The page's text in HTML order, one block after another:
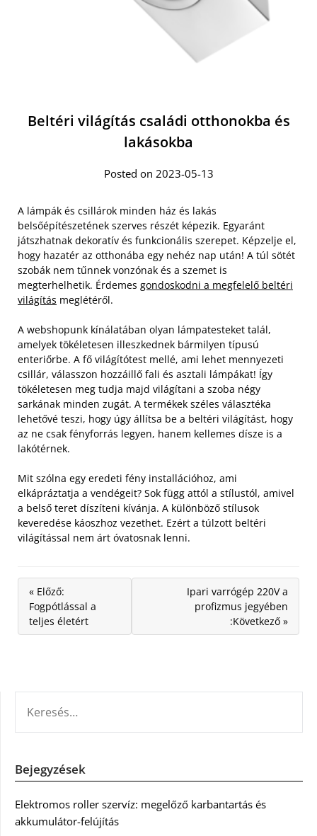
Beltéri világítás családi otthonokba és
lakásokba
Posted on 2023-05-13
A lámpák és csillárok minden ház és lakás
belsőépítészetének szerves részét képezik. Egyaránt
játszhatnak dekoratív és funkcionális szerepet. Képzelje el,
hogy hazatér az otthonába egy nehéz nap után! A túl sötét
szobák nem tűnnek vonzónak és a szemet is
megterhelhetik. Érdemes gondoskodni a megfelelő beltéri
világítás meglétéről.
A webshopunk kínálatában olyan lámpatesteket talál,
amelyek tökéletesen illeszkednek bármilyen típusú
enteriőrbe. A fő világítótest mellé, ami lehet mennyezeti
csillár, válasszon hozzáillő fali és asztali lámpákat! Így
tökéletesen meg tudja majd világítani a szoba négy
sarkának minden zugát. A termékek széles választéka
lehetővé teszi, hogy úgy állítsa be a beltéri világítást, hogy
az ne csak fényforrás legyen, hanem kellemes dísze is a
lakótérnek.
Mit szólna egy eredeti fény installációhoz, ami
elkápráztatja a vendégeit? Sok függ attól a stílustól, amivel
a belső teret díszíteni kívánja. A különböző stílusok
keveredése káoszhoz vezethet. Ezért a túlzott beltéri
világítással nem árt óvatosnak lenni.
« Előző:
Fogpótlással a
teljes életért
Ipari varrógép 220V a
profizmus jegyében
:Következő »
Bejegyzések
Elektromos roller szervíz: megelőző karbantartás és
akkumulátor-felújítás